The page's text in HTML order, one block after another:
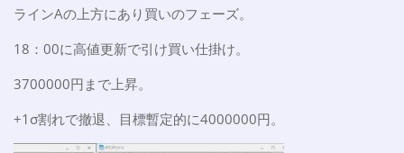
ラインAの上方にあり買いのフェーズ。
18：00に高値更新で引け買い仕掛け。
3700000円まで上昇。
+1σ割れで撤退、目標暫定的に4000000円。